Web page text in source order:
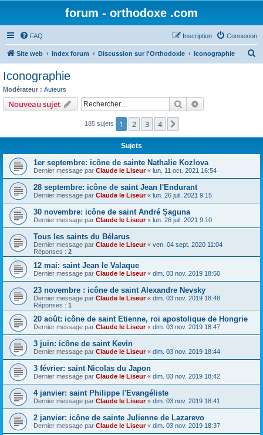
forum - orthodoxe .com
FAQ Connexion
Inscription
Site web Index forum Discussion sur l'Orthodoxie Iconographie
c
r
Iconographie
Modérateur : Auteurs
Nouveau sujet Rechercher
185 sujets 1 2 3 4
Sujets
1er septembre: icône de sainte Nathalie Kozlova
Dernier message par Claude le Liseur« lun. 11 oct. 2021 16:54
28 septembre: icône de saint Jean l'Endurant
Dernier message par Claude le Liseur« lun. 26 juil. 2021 9:15
30 novembre: icône de saint André Șaguna
Dernier message par Claude le Liseur« lun. 26 juil. 2021 9:10
Tous les saints du Bélarus
Dernier message par Claude le Liseur« ven. 04 sept. 2020 11:04
Réponses : 2
12 mai: saint Jean le Valaque
Dernier message par Claude le Liseur« dim. 03 nov. 2019 18:50
23 novembre : icône de saint Alexandre Nevsky
Dernier message par Claude le Liseur« dim. 03 nov. 2019 18:48
Réponses : 1
20 août: icône de saint Etienne, roi apostolique de Hongrie
Dernier message par Claude le Liseur« dim. 03 nov. 2019 18:47
3 juin: icône de saint Kevin
Dernier message par Claude le Liseur« dim. 03 nov. 2019 18:44
3 février: saint Nicolas du Japon
Dernier message par Claude le Liseur« dim. 03 nov. 2019 18:42
4 janvier: saint Philippe l'Evangéliste
Dernier message par Claude le Liseur« dim. 03 nov. 2019 18:41
2 janvier: icône de sainte Julienne de Lazarevo
Dernier message par Claude le Liseur« dim. 03 nov. 2019 18:37